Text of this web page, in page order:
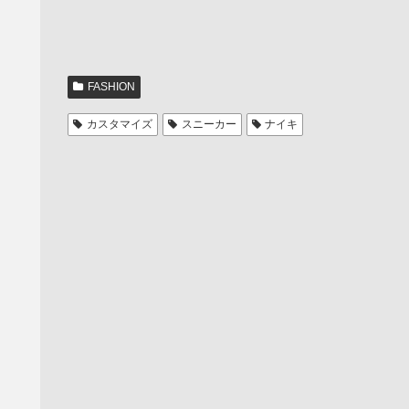
FASHION
カスタマイズ スニーカー ナイキ